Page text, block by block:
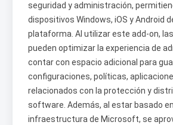
seguridad y administración,
dispositivos Windows, iOS y Android
plataforma. Al utilizar este add-on,
pueden optimizar la experiencia de
contar con espacio adicional para
configuraciones, políticas,
relacionados con la protección y
software. Además, al estar basado
infraestructura de Microsoft, se